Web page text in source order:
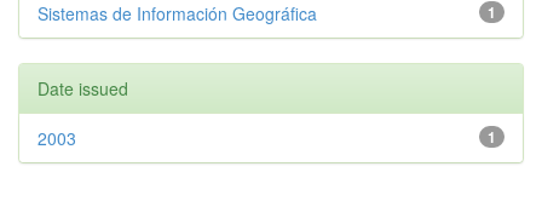
1
Sistemas de Información Geográfica
Date issued
1
2003